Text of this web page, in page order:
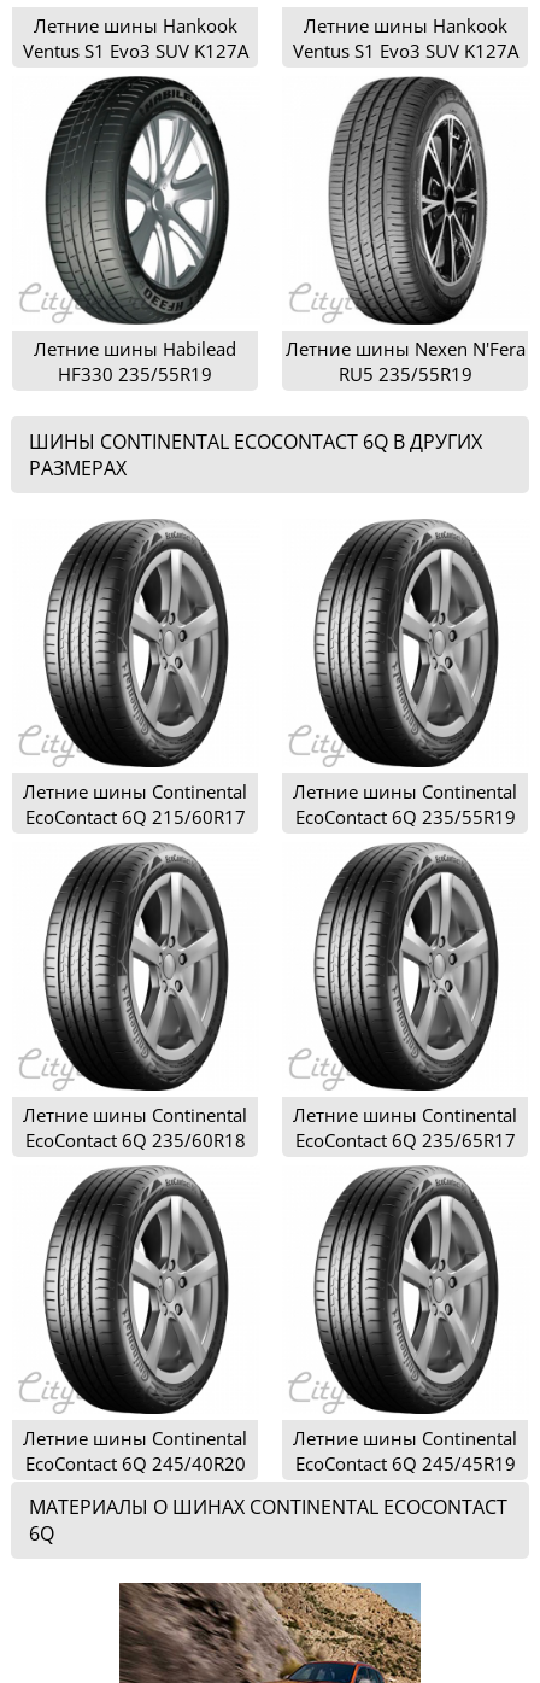
Летние шины Hankook
Ventus S1 Evo3 SUV K127A
235/55R19
Летние шины Hankook
Ventus S1 Evo3 SUV K127A
235/55R19
Летние шины Habilead
HF330 235/55R19
Летние шины Nexen N'Fera
RU5 235/55R19
ШИНЫ CONTINENTAL ECOCONTACT 6Q В ДРУГИХ
РАЗМЕРАХ
Летние шины Continental
EcoContact 6Q 215/60R17
Летние шины Continental
EcoContact 6Q 235/55R19
Летние шины Continental
EcoContact 6Q 235/60R18
Летние шины Continental
EcoContact 6Q 235/65R17
Летние шины Continental
EcoContact 6Q 245/40R20
Летние шины Continental
EcoContact 6Q 245/45R19
МАТЕРИАЛЫ О ШИНАХ CONTINENTAL ECOCONTACT
6Q